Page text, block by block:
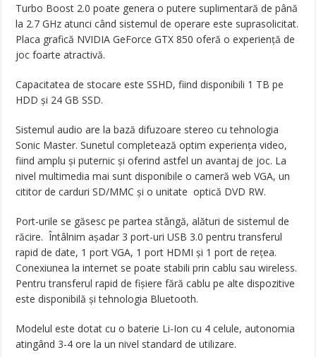
Turbo Boost 2.0 poate genera o putere suplimentară de până
la 2.7 GHz atunci când sistemul de operare este suprasolicitat.
Placa grafică NVIDIA GeForce GTX 850 oferă o experiență de
joc foarte atractivă.
Capacitatea de stocare este SSHD, fiind disponibili 1 TB pe
HDD și 24 GB SSD.
Sistemul audio are la bază difuzoare stereo cu tehnologia
Sonic Master. Sunetul completează optim experiența video,
fiind amplu și puternic și oferind astfel un avantaj de joc. La
nivel multimedia mai sunt disponibile o cameră web VGA, un
cititor de carduri SD/MMC și o unitate optică DVD RW.
Port-urile se găsesc pe partea stângă, alături de sistemul de
răcire. Întâlnim așadar 3 port-uri USB 3.0 pentru transferul
rapid de date, 1 port VGA, 1 port HDMI și 1 port de rețea.
Conexiunea la internet se poate stabili prin cablu sau wireless.
Pentru transferul rapid de fișiere fără cablu pe alte dispozitive
este disponibilă și tehnologia Bluetooth.
Modelul este dotat cu o baterie Li-Ion cu 4 celule, autonomia
atingând 3-4 ore la un nivel standard de utilizare.